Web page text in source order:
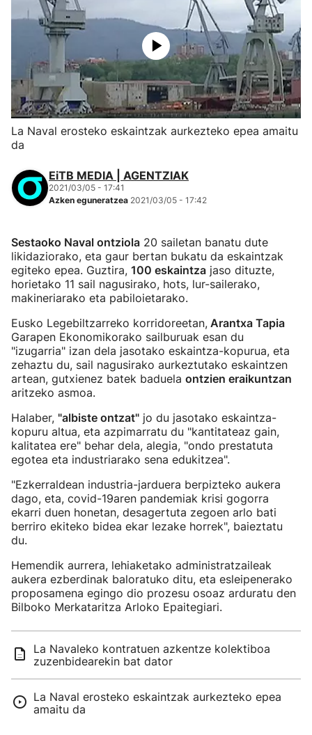
La Naval erosteko eskaintzak aurkezteko epea amaitu
da
EiTB MEDIA | AGENTZIAK
2021/03/05 - 17:41
Azken eguneratzea 2021/03/05 - 17:42
Sestaoko Naval ontziola 20 sailetan banatu dute
likidaziorako, eta gaur bertan bukatu da eskaintzak
egiteko epea. Guztira, 100 eskaintza jaso dituzte,
horietako 11 sail nagusirako, hots, lur-sailerako,
makineriarako eta pabiloietarako.
Eusko Legebiltzarreko korridoreetan, Arantxa Tapia
Garapen Ekonomikorako sailburuak esan du
"izugarria" izan dela jasotako eskaintza-kopurua, eta
zehaztu du, sail nagusirako aurkeztutako eskaintzen
artean, gutxienez batek baduela ontzien eraikuntzan
aritzeko asmoa.
Halaber, "albiste ontzat" jo du jasotako eskaintza-
kopuru altua, eta azpimarratu du "kantitateaz gain,
kalitatea ere" behar dela, alegia, "ondo prestatuta
egotea eta industriarako sena edukitzea".
"Ezkerraldean industria-jarduera berpizteko aukera
dago, eta, covid-19aren pandemiak krisi gogorra
ekarri duen honetan, desagertuta zegoen arlo bati
berriro ekiteko bidea ekar lezake horrek", baieztatu
du.
Hemendik aurrera, lehiaketako administratzaileak
aukera ezberdinak baloratuko ditu, eta esleipenerako
proposamena egingo dio prozesu osoaz arduratu den
Bilboko Merkataritza Arloko Epaitegiari.
La Navaleko kontratuen azkentze kolektiboa
zuzenbidearekin bat dator
La Naval erosteko eskaintzak aurkezteko epea
amaitu da